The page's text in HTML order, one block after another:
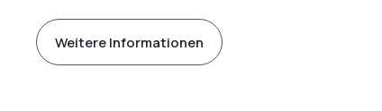
Weitere Informationen